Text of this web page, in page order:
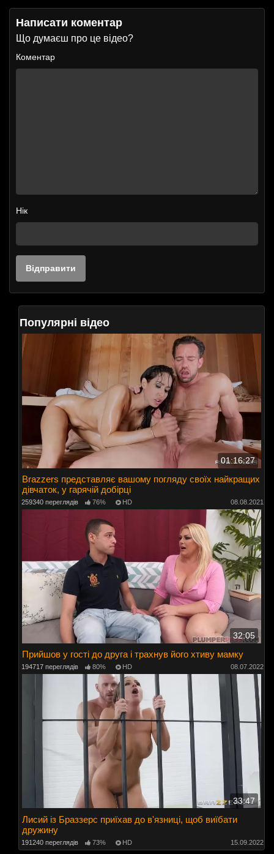
Написати коментар
Що думаєш про це відео?
Коментар
Нік
Популярні відео
01:16:27
Brazzers представляє вашому погляду своїх найкращих
дівчаток, у гарячій добірці
259340 переглядів 76% HD 08.08.2021
32:05
Прийшов у гості до друга і трахнув його хтиву мамку
194717 переглядів 80% HD 08.07.2022
33:47
Лисий із Браззерс приїхав до в'язниці, щоб виїбати
дружину
191240 переглядів 73% HD 15.09.2022